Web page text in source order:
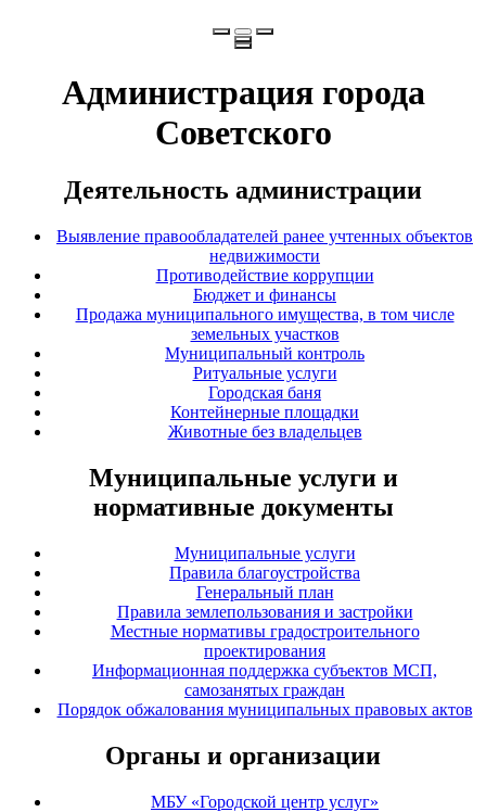
Администрация города
Советского
Деятельность администрации
Выявление правообладателей ранее учтенных объектов
недвижимости
Противодействие коррупции
Бюджет и финансы
Продажа муниципального имущества, в том числе
земельных участков
Муниципальный контроль
Ритуальные услуги
Городская баня
Контейнерные площадки
Животные без владельцев
Муниципальные услуги и
нормативные документы
Муниципальные услуги
Правила благоустройства
Генеральный план
Правила землепользования и застройки
Местные нормативы градостроительного
проектирования
Информационная поддержка субъектов МСП,
самозанятых граждан
Порядок обжалования муниципальных правовых актов
Органы и организации
МБУ «Городской центр услуг»